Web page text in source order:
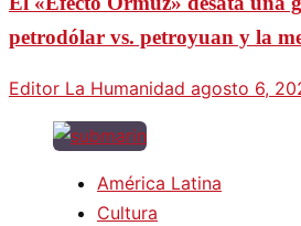
petrodólar vs. petroyuan y la
Editor La Humanidad agosto 6,
América Latina
Cultura